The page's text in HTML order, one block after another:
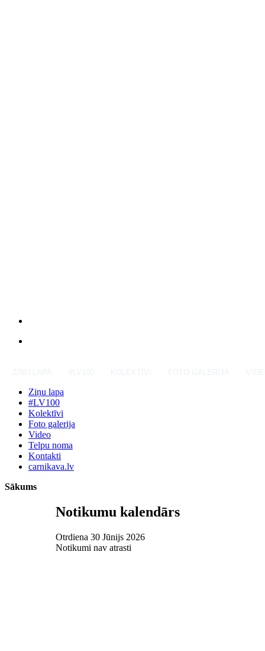
Ziņu lapa
#LV100
Kolektīvi
Foto galerija
Video
Telpu noma
Kontakti
carnikava.lv
Sākums
Notikumu kalendārs
Otrdiena 30 Jūnijs 2026
Notikumi nav atrasti